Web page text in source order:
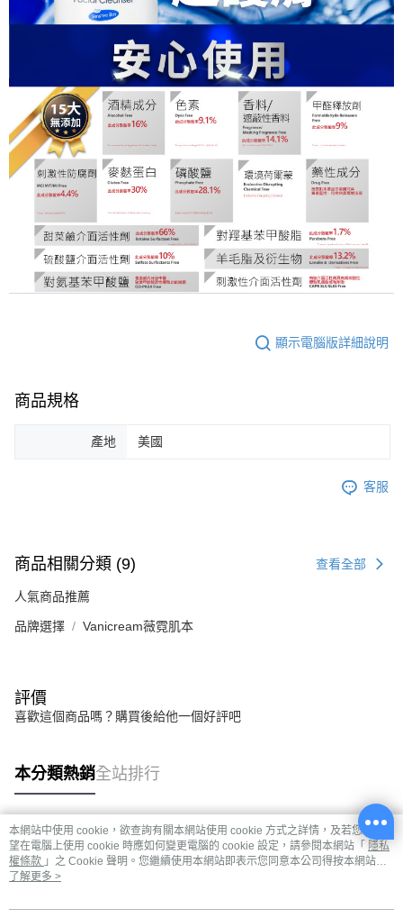
顯示電腦版詳細說明
商品規格
產地 美國
客服
商品相關分類 (9) 查看全部
人氣商品推薦
品牌選擇 Vanicream薇霓肌本
評價
喜歡這個商品嗎？購買後給他一個好評吧
本分類熱銷全站排行
熱門標籤
本網站中使用 cookie，欲查詢有關本網站使用 cookie 方式之詳情，及若您不希
望在電腦上使用 cookie 時應如何變更電腦的 cookie 設定，請參閱本網站「 隱私
權條款 」之 Cookie 聲明。您繼續使用本網站即表示您同意本公司得按本網站使
用條款之 Cookie 聲明使用 cookie。
了解更多 >